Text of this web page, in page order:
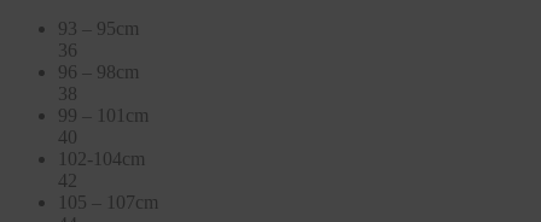
93 – 95cm
36
96 – 98cm
38
99 – 101cm
40
102-104cm
42
105 – 107cm